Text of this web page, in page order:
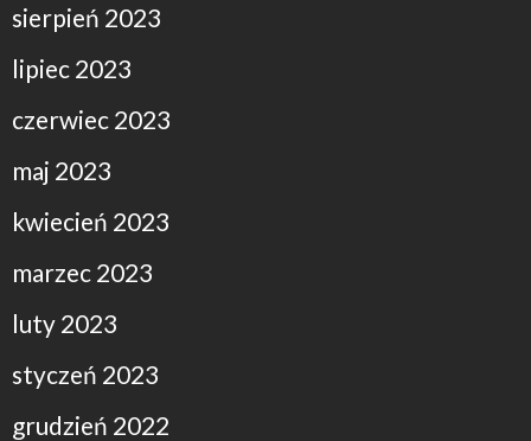
sierpień 2023
lipiec 2023
czerwiec 2023
maj 2023
kwiecień 2023
marzec 2023
luty 2023
styczeń 2023
grudzień 2022